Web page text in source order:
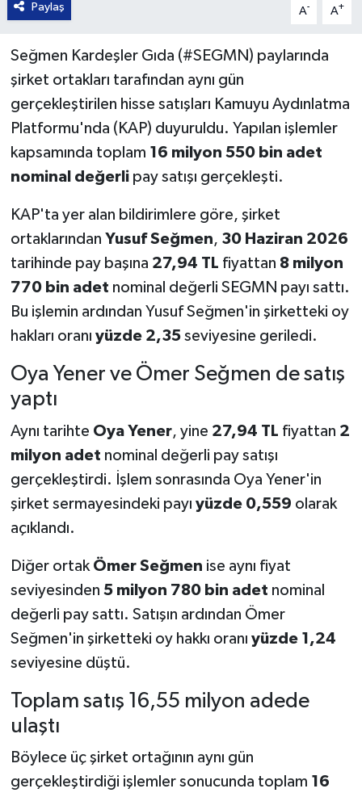
Paylaş A- A+
Seğmen Kardeşler Gıda (#SEGMN) paylarında
şirket ortakları tarafından aynı gün
gerçekleştirilen hisse satışları Kamuyu Aydınlatma
Platformu'nda (KAP) duyuruldu. Yapılan işlemler
kapsamında toplam 16 milyon 550 bin adet
nominal değerlipay satışı gerçekleşti.
KAP'ta yer alan bildirimlere göre, şirket
ortaklarından Yusuf Seğmen, 30 Haziran 2026
tarihinde pay başına 27,94 TL fiyattan 8 milyon
770 bin adet nominal değerli SEGMN payı sattı.
Bu işlemin ardından Yusuf Seğmen'in şirketteki oy
hakları oranı yüzde 2,35seviyesine geriledi.
Oya Yener ve Ömer Seğmen de satış
yaptı
Aynı tarihte Oya Yener, yine 27,94 TL fiyattan 2
milyon adet nominal değerli pay satışı
gerçekleştirdi. İşlem sonrasında Oya Yener'in
şirket sermayesindeki payı yüzde 0,559 olarak
açıklandı.
Diğer ortak Ömer Seğmen ise aynı fiyat
seviyesinden 5 milyon 780 bin adet nominal
değerli pay sattı. Satışın ardından Ömer
Seğmen'in şirketteki oy hakkı oranı yüzde 1,24
seviyesine düştü.
Toplam satış 16,55 milyon adede
ulaştı
Böylece üç şirket ortağının aynı gün
gerçekleştirdiği işlemler sonucunda toplam 16